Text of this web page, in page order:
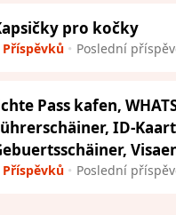
pro kočky
Příspěvků Poslední
Pass kafen,
ID-
Příspěvků Poslední